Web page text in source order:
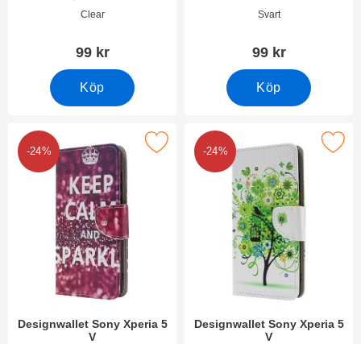
Art. nr 49329Clear
99 kr
Köp
Art. nr 49331Svart
99 kr
Köp
-24%
Designwallet Sony Xperia 5
V
Makera designwallet Sony Xperia 5 V som favorit
-24%
Designwallet Sony Xperia 5
V
Makera designwallet Sony